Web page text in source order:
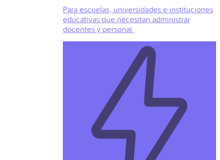
Para escuelas, universidades e instituciones
educativas que necesitan administrar
docentes y personal.